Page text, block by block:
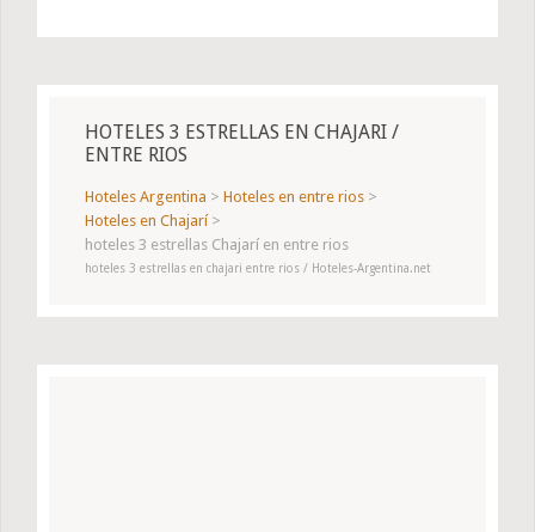
HOTELES 3 ESTRELLAS EN CHAJARI /
ENTRE RIOS
Hoteles Argentina > Hoteles en entre rios >
Hoteles en Chajarí>
hoteles 3 estrellas Chajarí en entre rios
hoteles 3 estrellas en chajari entre rios / Hoteles-Argentina.net